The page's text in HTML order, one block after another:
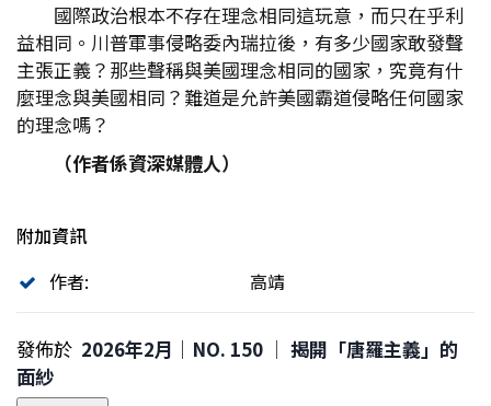
國際政治根本不存在理念相同這玩意，而只在乎利
益相同。川普軍事侵略委內瑞拉後，有多少國家敢發聲
主張正義？那些聲稱與美國理念相同的國家，究竟有什
麼理念與美國相同？難道是允許美國霸道侵略任何國家
的理念嗎？
（作者係資深媒體人）
附加資訊
作者:
高靖
發佈於 2026年2月｜NO. 150 │ 揭開「唐羅主義」的
面紗